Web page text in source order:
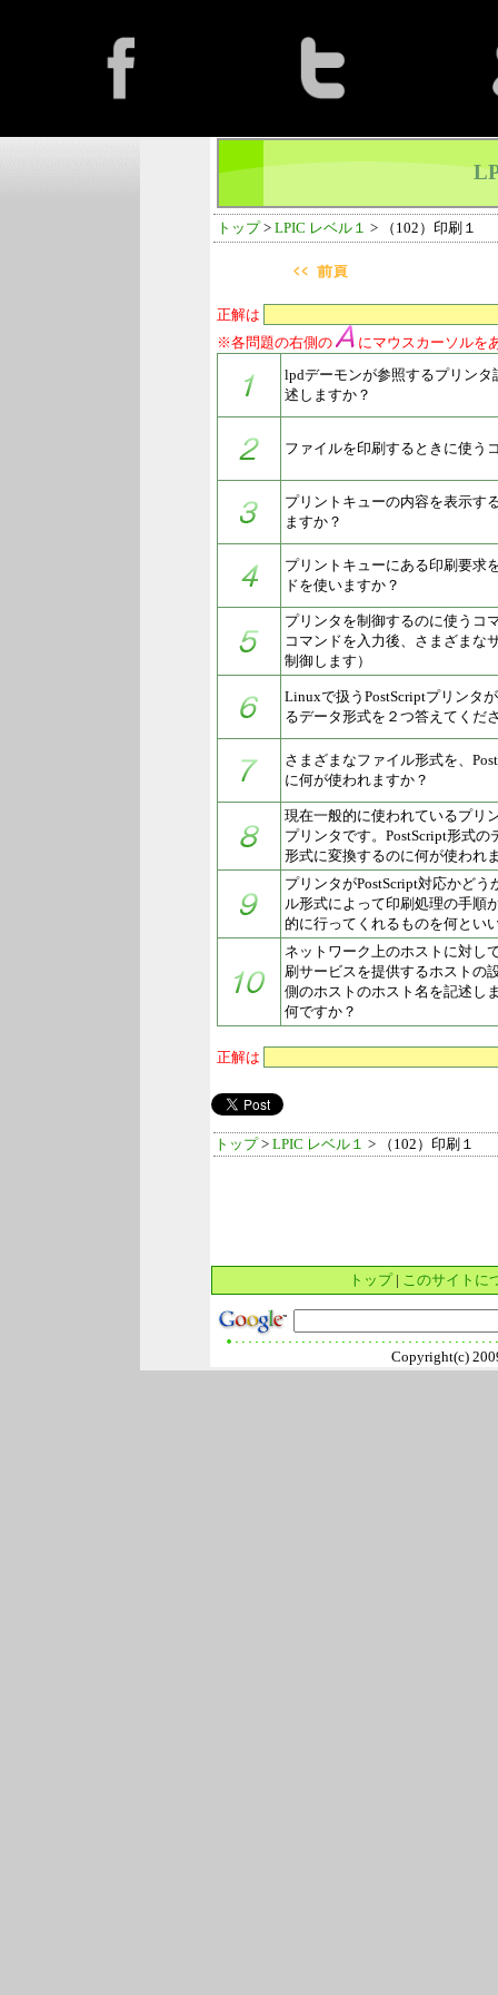
トップ> LPIC レベル１ > （102）印刷１
正解は
※各問題の右側の
にマウスカーソルを
lpdデーモンが参照するプリン
述しますか？
ファイルを印刷するときに使う
プリントキューの内容を表示す
ますか？
プリントキューにある印刷要求
ドを使いますか？
プリンタを制御するのに使うコ
コマンドを入力後、さまざまな
制御します）
Linuxで扱うPostScriptプリンタ
るデータ形式を２つ答えてくだ
さまざまなファイル形式を、
に何が使われますか？
現在一般的に使われているプリ
プリンタです。PostScript形式
形式に変換するのに何が使われ
プリンタがPostScript対応かど
ル形式によって印刷処理の手順
的に行ってくれるものを何とい
ネットワーク上のホストに対し
刷サービスを提供するホストの
側のホストのホスト名を記述し
何ですか？
正解は
トップ> LPIC レベル１ > （102）印刷１
トップ| このサイトに
Copyright(c)